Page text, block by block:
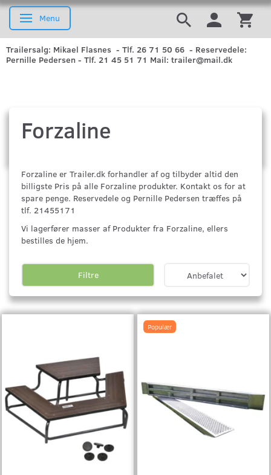
Skifte navigation
Menu
Trailersalg: Mikael Flasnes - Tlf. 26 71 50 66 - Reservedele:
Pernille Pedersen - Tlf. 21 45 51 71 Mail: trailer@mail.dk
Forzaline
Forzaline er Trailer.dk forhandler af og tilbyder altid den
billigste Pris på alle Forzaline produkter. Kontakt os for at
spare penge. Reservedele og Pernille Pedersen træffes på
tlf. 21455171
Vi lagerfører masser af Produkter fra Forzaline, ellers
bestilles de hjem.
Filtre
Populær